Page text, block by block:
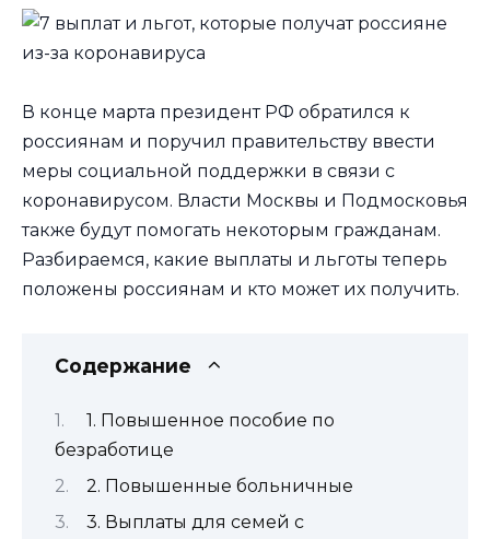
В конце марта президент РФ обратился к
россиянам и поручил правительству ввести
меры социальной поддержки в связи с
коронавирусом. Власти Москвы и Подмосковья
также будут помогать некоторым гражданам.
Разбираемся, какие выплаты и льготы теперь
положены россиянам и кто может их получить.
Содержание
1. Повышенное пособие по
безработице
2. Повышенные больничные
3. Выплаты для семей с